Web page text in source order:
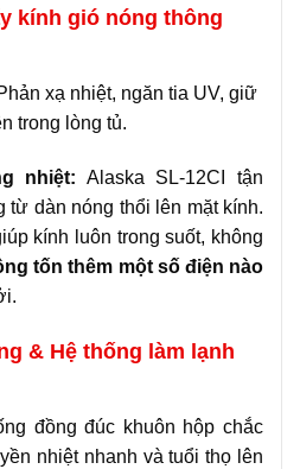
kính gió nóng thông
xạ nhiệt, ngăn tia UV, giữ
trong lòng tủ.
nhiệt: Alaska SL-12CI tận
từ dàn nóng thổi lên mặt kính.
kính luôn trong suốt, không
tốn thêm một số điện nào
& Hệ thống làm lạnh
đồng đúc khuôn hộp chắc
nhiệt nhanh và tuổi thọ lên